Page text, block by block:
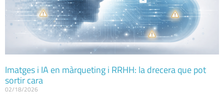
Imatges i IA en màrqueting i RRHH: la drecera que pot
sortir cara
02/18/2026